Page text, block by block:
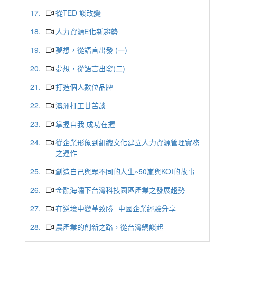
17.
從TED 談改變
18.
人力資源E化新趨勢
19.
夢想，從語言出發 (一)
20.
夢想，從語言出發(二)
21.
打造個人數位品牌
22.
澳洲打工甘苦談
23.
掌握自我 成功在握
24.
從企業形象到組織文化建立人力資源管理實務
之運作
25.
創造自己與眾不同的人生~50嵐與KOI的故事
26.
金融海嘯下台灣科技園區產業之發展趨勢
27.
在逆境中變革致勝─中國企業經驗分享
28.
農產業的創新之路，從台灣鯛談起